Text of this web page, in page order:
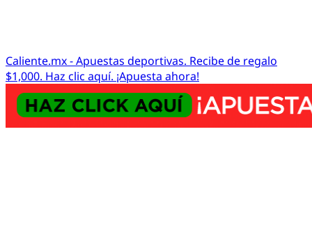
Caliente.mx - Apuestas deportivas. Recibe de regalo
$1,000. Haz clic aquí. ¡Apuesta ahora!